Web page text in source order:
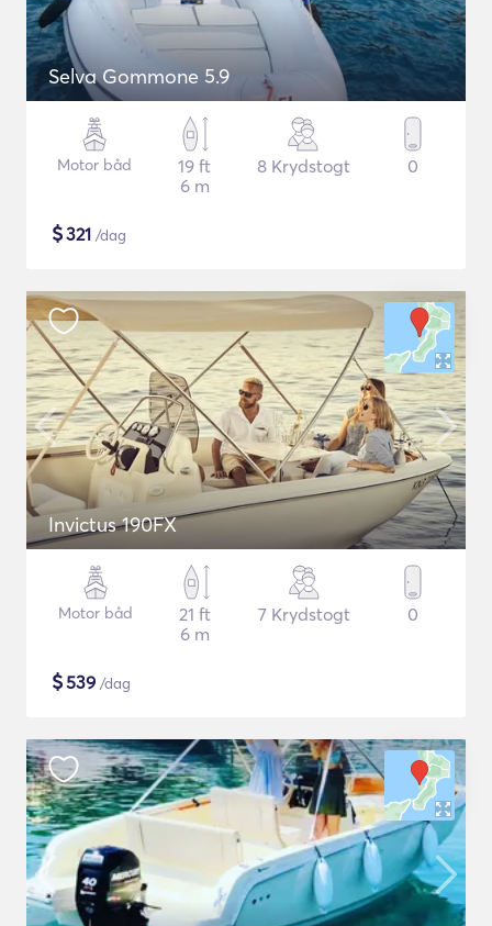
Selva Gommone 5.9
Motor båd
19 ft
6 m
8 Krydstogt 0
$321 /dag
Invictus 190FX
Motor båd
21 ft
6 m
7 Krydstogt 0
$539 /dag